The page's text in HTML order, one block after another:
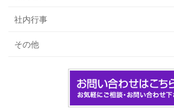
社内行事
その他